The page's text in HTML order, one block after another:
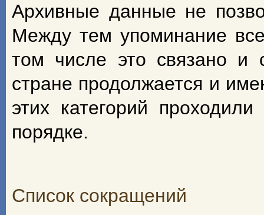
Архивные данные не
Между тем упоминание
том числе это связано и
стране продолжается и
этих категорий
порядке.
Список сокращений